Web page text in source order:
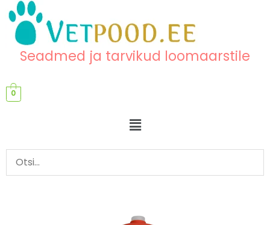
content
content
Seadmed ja tarvikud loomaarstile
0
Menu